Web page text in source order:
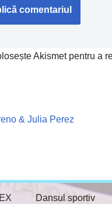
Akismet pentru a
& Julia Perez
Dansul sportiv